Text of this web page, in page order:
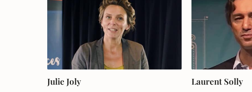
Julie Joly Laurent Solly